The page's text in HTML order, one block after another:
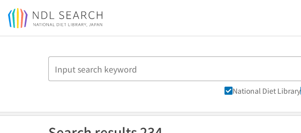
Jump to main content
National Diet Library